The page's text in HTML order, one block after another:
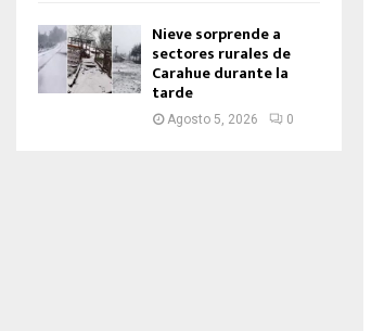
Nieve sorprende a
sectores rurales de
Carahue durante la
tarde
Agosto 5, 2026 0